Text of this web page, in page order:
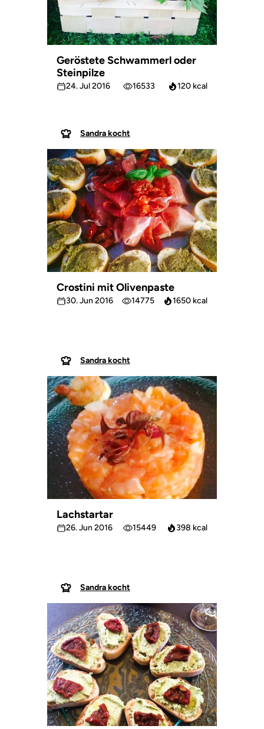
Geröstete Schwammerl oder
Steinpilze
24. Jul 2016 16533 120 kcal
Sandra kocht
Crostini mit Olivenpaste
30. Jun 2016 14775 1650 kcal
Sandra kocht
Lachstartar
26. Jun 2016 15449 398 kcal
Sandra kocht